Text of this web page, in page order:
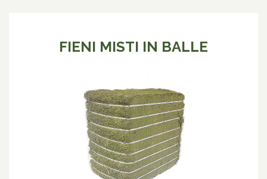
FIENI MISTI IN BALLE